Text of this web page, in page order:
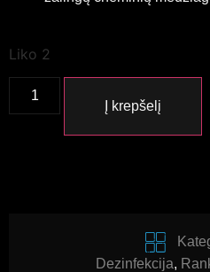
Liko 2
Į krepšelį
Dezinfekcija,